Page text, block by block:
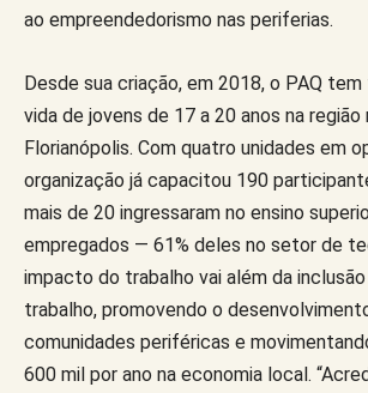
ao empreendedorismo nas periferias.
Desde sua criação, em 2018, o PAQ
vida de jovens de 17 a 20 anos na
Florianópolis. Com quatro unidades em
organização já capacitou 190
mais de 20 ingressaram no ensino
empregados — 61% deles no setor de
impacto do trabalho vai além da
trabalho, promovendo o
comunidades periféricas e
600 mil por ano na economia local.